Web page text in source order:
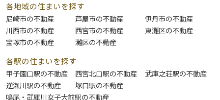
各地域の住まいを探す
尼崎市の不動産 芦屋市の不動産
伊丹市の不動産
川西市の不動産
西宮市の不動産
東灘区の不動産
宝塚市の不動産
灘区の不動産
各駅の住まいを探す
甲子園口駅の不動産 西宮北口駅の不動産
武庫之荘駅の不動産
逆瀬川駅の不動産
塚口駅の不動産
鳴尾・武庫川女子大前駅の不動産